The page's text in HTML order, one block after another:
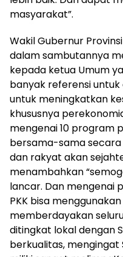
masyarakat”.
Wakil Gubernur
dalam sambutannya
kepada ketua Umum
banyak referensi untuk
untuk meningkatkan
khususnya
mengenai 10 program
bersama-sama
dan rakyat akan
menambahkan
lancar. Dan mengenai
PKK bisa
memberdayakan
ditingkat lokal dengan
berkualitas,